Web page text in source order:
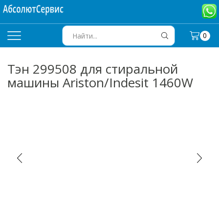
INPUT
0
Тэн 299508 для стиральной
машины Ariston/Indesit 1460W